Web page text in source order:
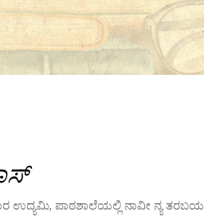
ಪಾಠಶಾಲೆಯಲ್ಲಿ ನಾವೀ ನ್ಯ